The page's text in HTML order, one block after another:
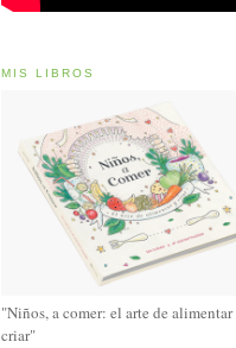
MIS LIBROS
"Niños, a comer: el arte de alimentar
criar"